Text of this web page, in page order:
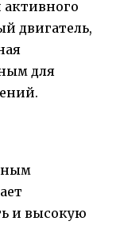
активного
двигатель,
для
и высокую